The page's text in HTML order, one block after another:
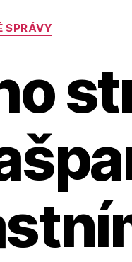
Kategórie
SPRÁVY